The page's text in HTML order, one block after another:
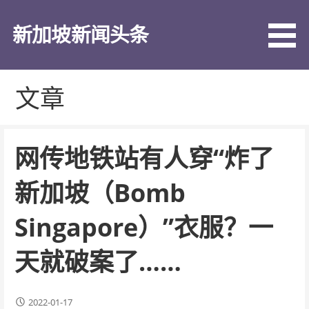
新加坡新闻头条
文章
网传地铁站有人穿“炸了
新加坡（Bomb
Singapore）”衣服？一
天就破案了……
2022-01-17